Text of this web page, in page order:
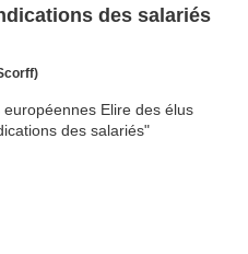
des salariés